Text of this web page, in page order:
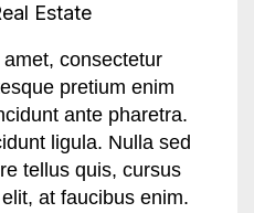
Estate
consectetur
pretium enim
ante pharetra.
ligula. Nulla sed
tellus quis, cursus
at faucibus enim.